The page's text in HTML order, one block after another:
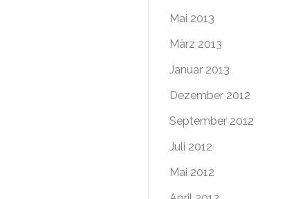
Mai 2013
März 2013
Januar 2013
Dezember 2012
September 2012
Juli 2012
Mai 2012